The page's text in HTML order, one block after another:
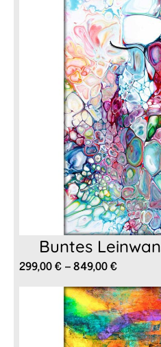
Buntes
299,00€–849,00€
bis
849,00